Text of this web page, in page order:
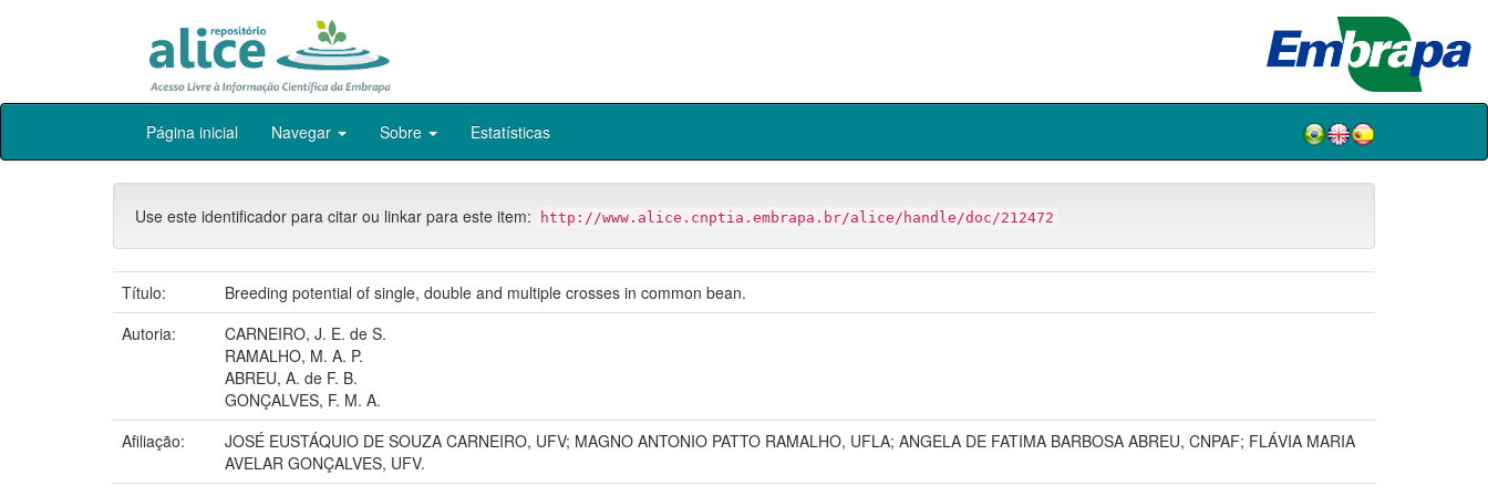
Skip
Página inicial Navegar Sobre Estatísticas
Use este identificador para citar ou linkar para este item: http://www.alice.cnptia.embrapa.br/alice/handle/doc/212472
Título:
Breeding potential of single, double and multiple crosses in common bean.
Autoria:
CARNEIRO, J. E. de S.
RAMALHO, M. A. P.
ABREU, A. de F. B.
GONÇALVES, F. M. A.
Afiliação:
JOSÉ EUSTÁQUIO DE SOUZA CARNEIRO, UFV; MAGNO ANTONIO PATTO RAMALHO, UFLA; ANGELA DE FATIMA BARBOSA ABREU, CNPAF; FLÁVIA MARIA
AVELAR GONÇALVES, UFV.